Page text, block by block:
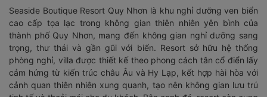
Seaside Boutique Resort Quy Nhơn là khu nghỉ dưỡng ven biển
cao cấp tọa lạc trong không gian thiên nhiên yên bình của
thành phố Quy Nhơn, mang đến không gian nghỉ dưỡng sang
trọng, thư thái và gần gũi với biển. Resort sở hữu hệ thống
phòng nghỉ, villa được thiết kế theo phong cách tân cổ điển lấy
cảm hứng từ kiến trúc châu Âu và Hy Lạp, kết hợp hài hòa với
cảnh quan thiên nhiên xung quanh, tạo nên không gian lưu trú